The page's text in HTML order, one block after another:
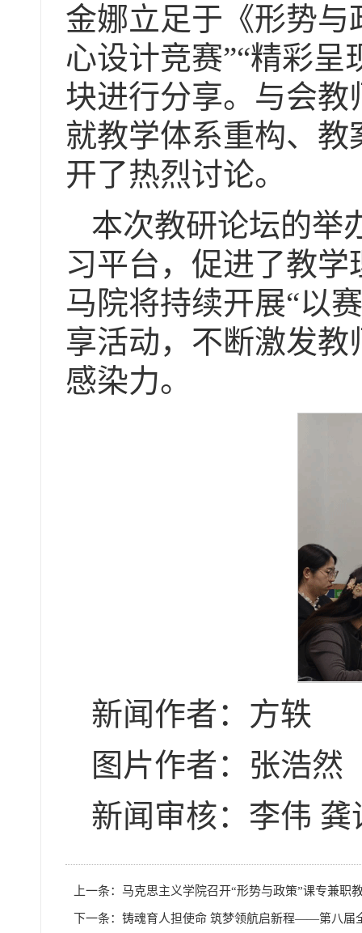
金娜立足于《形势与
心设计竞赛”“精彩呈
块进行分享。与会
就教学体系重构、
开了热烈讨论。
本次教研论坛的举
习平台，促进了教
马院将持续开展“以
享活动，不断激发
感染力。
新闻作者：方轶
图片作者：张浩然
新闻审核：李伟 龚
上一条： 马克思主义学院召开“形势与政策”课专兼职
下一条： 铸魂育人担使命 筑梦领航启新程——第八届